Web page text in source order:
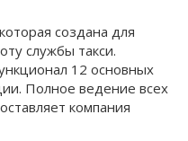
создана для
службы такси.
12 основных
Полное ведение всех
компания